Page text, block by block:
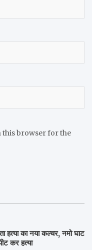
this browser for the
हत्या का नया कल्चर, नमो घाट
कर हत्या